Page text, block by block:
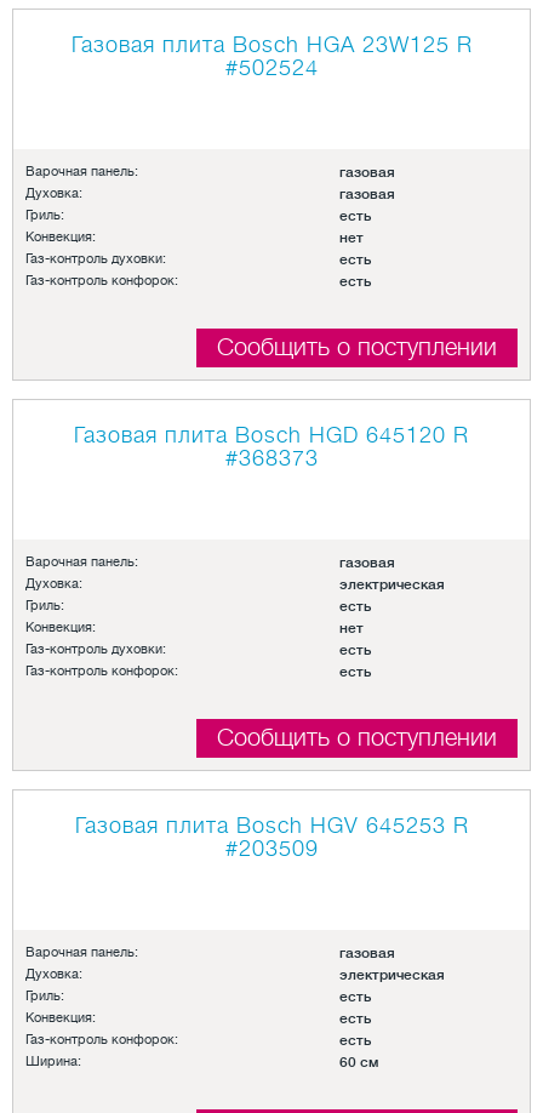
Газовая плита Bosch HGA 23W125 R
#502524
Варочная панель: газовая
Духовка: газовая
Гриль: есть
Конвекция: нет
Газ-контроль духовки: есть
Газ-контроль конфорок: есть
Сообщить о поступлении
Газовая плита Bosch HGD 645120 R
#368373
Варочная панель: газовая
Духовка: электрическая
Гриль: есть
Конвекция: нет
Газ-контроль духовки: есть
Газ-контроль конфорок: есть
Сообщить о поступлении
Газовая плита Bosch HGV 645253 R
#203509
Варочная панель: газовая
Духовка: электрическая
Гриль: есть
Конвекция: есть
Газ-контроль конфорок: есть
Ширина: 60 см